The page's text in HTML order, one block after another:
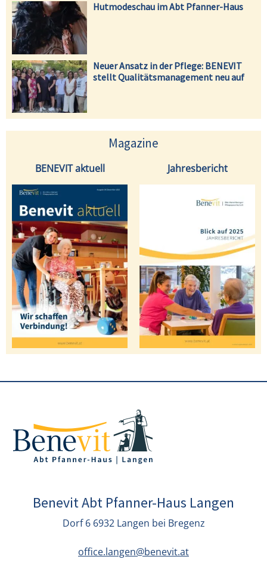
Hutmodeschau im Abt Pfanner-Haus
Neuer Ansatz in der Pflege: BENEVIT
stellt Qualitätsmanagement neu auf
Magazine
BENEVIT aktuell Jahresbericht
Benevit Abt Pfanner-Haus Langen
Dorf 6 6932 Langen bei Bregenz
office.langen@benevit.at